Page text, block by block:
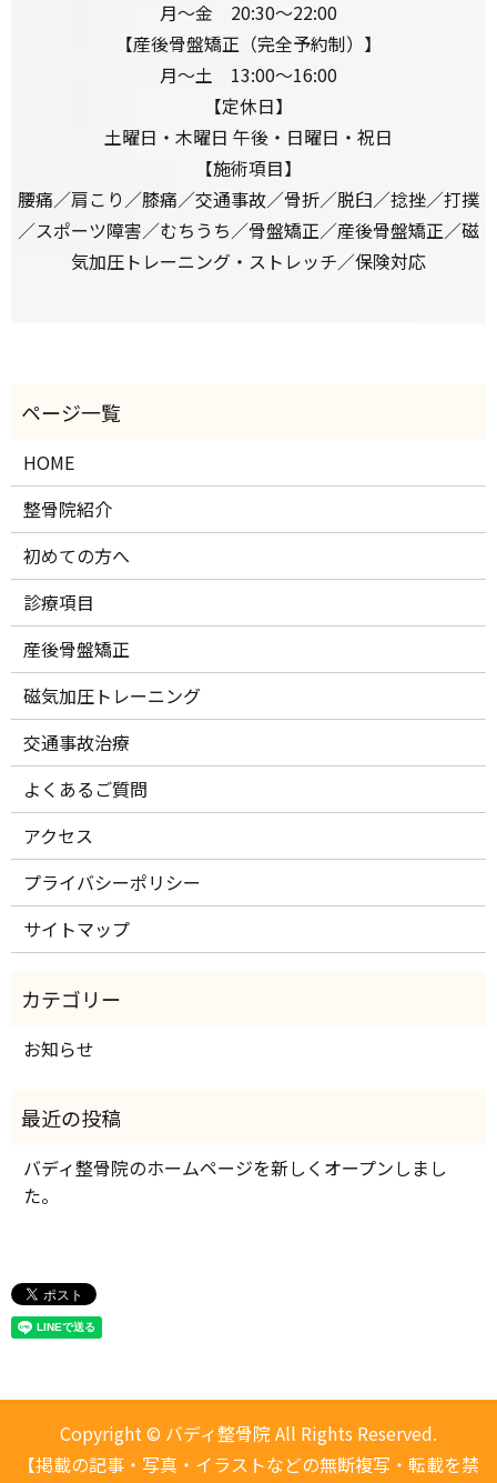
月～金 20:30～22:00
【産後骨盤矯正（完全予約制）】
月〜土 13:00〜16:00
【定休日】
土曜日・木曜日 午後・日曜日・祝日
【施術項目】
腰痛／肩こり／膝痛／交通事故／骨折／脱臼／捻挫／打撲
／スポーツ障害／むちうち／骨盤矯正／産後骨盤矯正／磁
気加圧トレーニング・ストレッチ／保険対応
HOME
整骨院紹介
初めての方へ
診療項目
産後骨盤矯正
磁気加圧トレーニング
交通事故治療
よくあるご質問
アクセス
プライバシーポリシー
サイトマップ
お知らせ
バディ整骨院のホームページを新しくオープンしまし
た。
Copyright © バディ整骨院 All Rights Reserved.
【掲載の記事・写真・イラストなどの無断複写・転載を禁